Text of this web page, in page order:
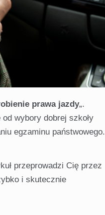
prawa jazdy„.
wybory dobrej szkoły
egzaminu państwowego.
przeprowadzi Cię przez
i skutecznie